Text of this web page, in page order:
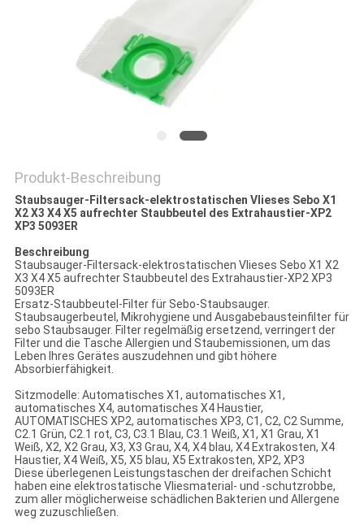
Produkt-Beschreibung
Staubsauger-Filtersack-elektrostatischen Vlieses Sebo X1
X2 X3 X4 X5 aufrechter Staubbeutel des Extrahaustier-XP2
XP3 5093ER
Beschreibung
Staubsauger-Filtersack-elektrostatischen Vlieses Sebo X1 X2
X3 X4 X5 aufrechter Staubbeutel des Extrahaustier-XP2 XP3
5093ER
Ersatz-Staubbeutel-Filter für Sebo-Staubsauger.
Staubsaugerbeutel, Mikrohygiene und Ausgabebausteinfilter für
sebo Staubsauger. Filter regelmäßig ersetzend, verringert der
Filter und die Tasche Allergien und Staubemissionen, um das
Leben Ihres Gerätes auszudehnen und gibt höhere
Absorbierfähigkeit.
Sitzmodelle: Automatisches X1, automatisches X1,
automatisches X4, automatisches X4 Haustier,
AUTOMATISCHES XP2, automatisches XP3, C1, C2, C2 Summe,
C2.1 Grün, C2.1 rot, C3, C3.1 Blau, C3.1 Weiß, X1, X1 Grau, X1
Weiß, X2, X2 Grau, X3, X3 Grau, X4, X4 blau, X4 Extrakosten, X4
Haustier, X4 Weiß, X5, X5 blau, X5 Extrakosten, XP2, XP3
Diese überlegenen Leistungstaschen der dreifachen Schicht
haben eine elektrostatische Vliesmaterial- und -schutzrobbe,
zum aller möglicherweise schädlichen Bakterien und Allergene
weg zuzuschließen.